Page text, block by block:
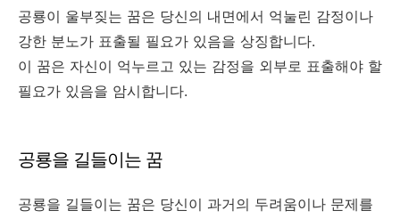
공룡이 울부짖는 꿈은 당신의 내면에서 억눌린 감정이나
강한 분노가 표출될 필요가 있음을 상징합니다.
이 꿈은 자신이 억누르고 있는 감정을 외부로 표출해야 할
필요가 있음을 암시합니다.
공룡을 길들이는 꿈
공룡을 길들이는 꿈은 당신이 과거의 두려움이나 문제를